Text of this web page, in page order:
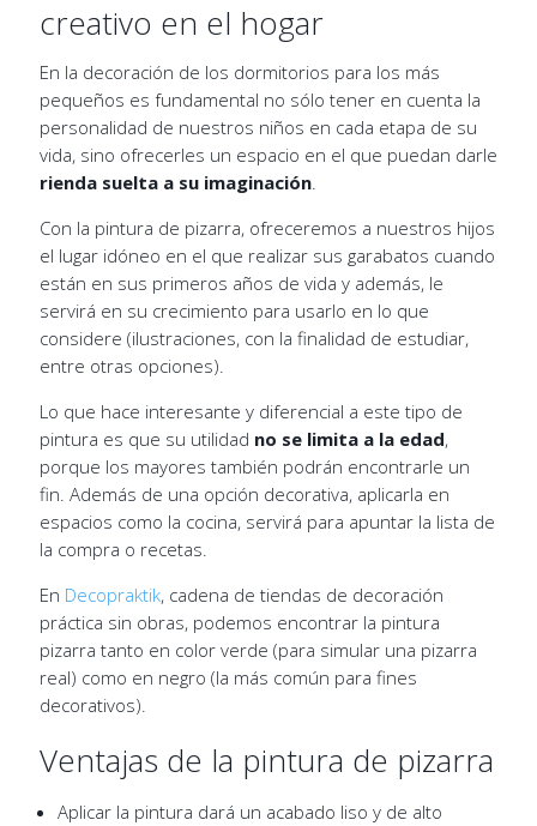
creativo en el hogar
En la decoración de los dormitorios para los más
pequeños es fundamental no sólo tener en cuenta la
personalidad de nuestros niños en cada etapa de su
vida, sino ofrecerles un espacio en el que puedan darle
rienda suelta a su imaginación.
Con la pintura de pizarra, ofreceremos a nuestros hijos
el lugar idóneo en el que realizar sus garabatos cuando
están en sus primeros años de vida y además, le
servirá en su crecimiento para usarlo en lo que
considere (ilustraciones, con la finalidad de estudiar,
entre otras opciones).
Lo que hace interesante y diferencial a este tipo de
pintura es que su utilidad no se limita a la edad,
porque los mayores también podrán encontrarle un
fin. Además de una opción decorativa, aplicarla en
espacios como la cocina, servirá para apuntar la lista de
la compra o recetas.
En Decopraktik, cadena de tiendas de decoración
práctica sin obras, podemos encontrar la pintura
pizarra tanto en color verde (para simular una pizarra
real) como en negro (la más común para fines
decorativos).
Ventajas de la pintura de pizarra
Aplicar la pintura dará un acabado liso y de alto